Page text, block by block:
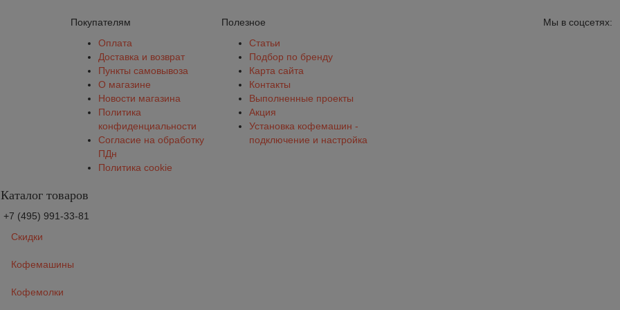
Покупателям
Оплата
Доставка и возврат
Пункты самовывоза
О магазине
Новости магазина
Политика
конфиденциальности
Согласие на обработку
ПДн
Политика cookie
Полезное
Статьи
Подбор по бренду
Карта сайта
Контакты
Выполненные проекты
Акция
Установка кофемашин -
подключение и настройка
Мы в соцсетях:
Каталог товаров
+7 (495) 991-33-81
Скидки
Кофемашины
Кофемолки